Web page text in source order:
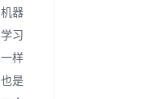
机器
学习
一样
也是